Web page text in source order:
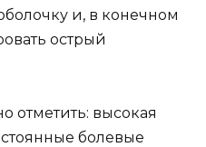
и, в конечном
острый
отметить: высокая
болевые